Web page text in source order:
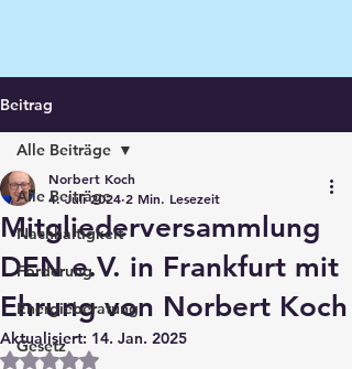
Beitrag
Alle Beiträge
Nachhaltigkeit
Förderung
Energieberatung
Gesetz
Alle Beiträge
Mitgliederversammlung
DEN e.V. in Frankfurt mit
Ehrung von Norbert Koch
Norbert Koch
4. Juli 2024 2 Min. Lesezeit
Aktualisiert: 14. Jan. 2025
Mit NaN von 5 Sternen bewertet.